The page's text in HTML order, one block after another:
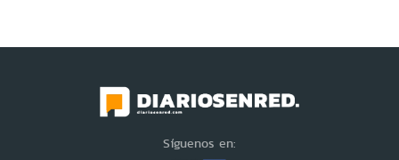
Síguenos en: